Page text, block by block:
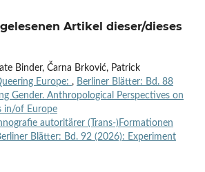
Artikel dieser/dieses
Binder, Čarna Brković, Patrick
Europe: , Berliner Blätter: Bd. 88
Gender. Anthropological Perspectives on
in/of Europe
autoritärer (Trans-)Formationen
Blätter: Bd. 92 (2026): Experiment